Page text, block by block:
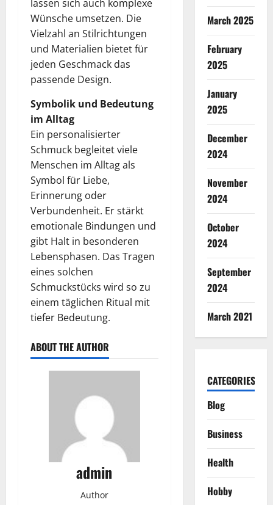
lassen sich auch komplexe
Wünsche umsetzen. Die
Vielzahl an Stilrichtungen
und Materialien bietet für
jeden Geschmack das
passende Design.
Symbolik und Bedeutung
im Alltag
Ein personalisierter
Schmuck begleitet viele
Menschen im Alltag als
Symbol für Liebe,
Erinnerung oder
Verbundenheit. Er stärkt
emotionale Bindungen und
gibt Halt in besonderen
Lebensphasen. Das Tragen
eines solchen
Schmuckstücks wird so zu
einem täglichen Ritual mit
tiefer Bedeutung.
ABOUT THE AUTHOR
admin
Author
March 2025
February
2025
January
2025
December
2024
November
2024
October
2024
September
2024
March 2021
CATEGORIES
Blog
Business
Health
Hobby